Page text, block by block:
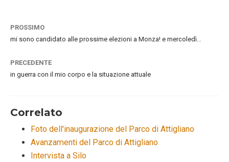
PROSSIMO
mi sono candidato alle prossime elezioni a Monza! e mercoledì…
PRECEDENTE
in guerra con il mio corpo e la situazione attuale
Correlato
Foto dell'inaugurazione del Parco di Attigliano
Avanzamenti del Parco di Attigliano
Intervista a Silo